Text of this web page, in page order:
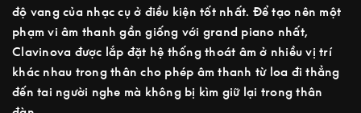
độ vang của nhạc cụ ở điều kiện tốt nhất. Để tạo nên một
phạm vi âm thanh gần giống với grand piano nhất,
Clavinova được lắp đặt hệ thống thoát âm ở nhiều vị trí
khác nhau trong thân cho phép âm thanh từ loa đi thẳng
đến tai người nghe mà không bị kìm giữ lại trong thân